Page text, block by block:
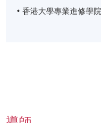
香港大學專業進修學